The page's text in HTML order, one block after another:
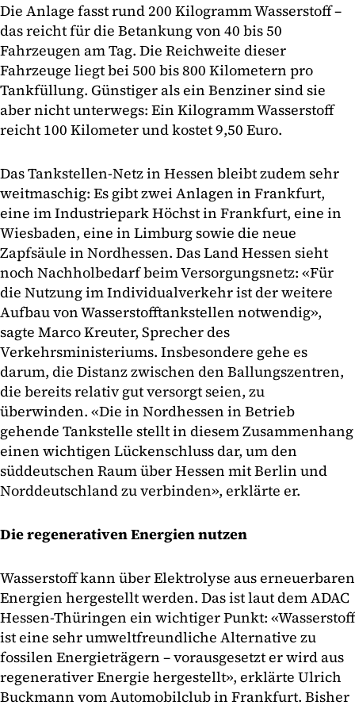
Die Anlage fasst rund 200 Kilogramm Wasserstoff –
das reicht für die Betankung von 40 bis 50
Fahrzeugen am Tag. Die Reichweite dieser
Fahrzeuge liegt bei 500 bis 800 Kilometern pro
Tankfüllung. Günstiger als ein Benziner sind sie
aber nicht unterwegs: Ein Kilogramm Wasserstoff
reicht 100 Kilometer und kostet 9,50 Euro.
Das Tankstellen-Netz in Hessen bleibt zudem sehr
weitmaschig: Es gibt zwei Anlagen in Frankfurt,
eine im Industriepark Höchst in Frankfurt, eine in
Wiesbaden, eine in Limburg sowie die neue
Zapfsäule in Nordhessen. Das Land Hessen sieht
noch Nachholbedarf beim Versorgungsnetz: «Für
die Nutzung im Individualverkehr ist der weitere
Aufbau von Wasserstofftankstellen notwendig»,
sagte Marco Kreuter, Sprecher des
Verkehrsministeriums. Insbesondere gehe es
darum, die Distanz zwischen den Ballungszentren,
die bereits relativ gut versorgt seien, zu
überwinden. «Die in Nordhessen in Betrieb
gehende Tankstelle stellt in diesem Zusammenhang
einen wichtigen Lückenschluss dar, um den
süddeutschen Raum über Hessen mit Berlin und
Norddeutschland zu verbinden», erklärte er.
Die regenerativen Energien nutzen
Wasserstoff kann über Elektrolyse aus erneuerbaren
Energien hergestellt werden. Das ist laut dem ADAC
Hessen-Thüringen ein wichtiger Punkt: «Wasserstoff
ist eine sehr umweltfreundliche Alternative zu
fossilen Energieträgern – vorausgesetzt er wird aus
regenerativer Energie hergestellt», erklärte Ulrich
Buckmann vom Automobilclub in Frankfurt. Bisher